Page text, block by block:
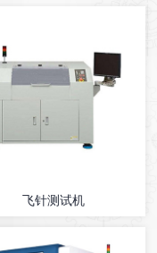
飞针测试机